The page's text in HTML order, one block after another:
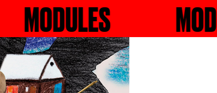
MODULES
RECHERCHER